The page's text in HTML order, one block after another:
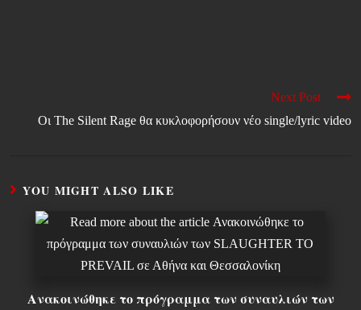
Next Post
Οι The Silent Rage θα κυκλοφορήσουν νέο single/lyric video
YOU MIGHT ALSO LIKE
Ανακοινώθηκε το πρόγραμμα των συναυλιών των